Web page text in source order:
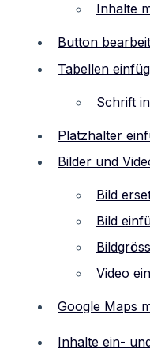
Inhalte
Button
Tabellen
Schrift
Platzhalter
Bilder und
Bild
Bild
Video
Google Maps
Inhalte ein-